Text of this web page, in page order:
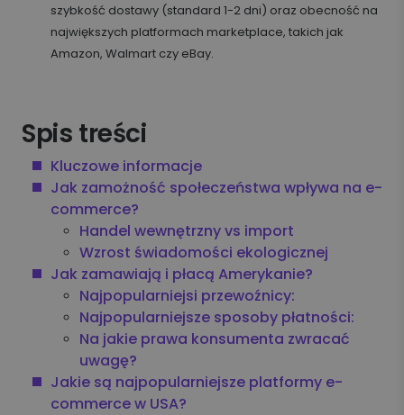
szybkość dostawy (standard 1-2 dni) oraz obecność na
największych platformach marketplace, takich jak
Amazon, Walmart czy eBay.
Spis treści
Kluczowe informacje
Jak zamożność społeczeństwa wpływa na e-
commerce?
Handel wewnętrzny vs import
Wzrost świadomości ekologicznej
Jak zamawiają i płacą Amerykanie?
Najpopularniejsi przewoźnicy:
Najpopularniejsze sposoby płatności:
Na jakie prawa konsumenta zwracać
uwagę?
Jakie są najpopularniejsze platformy e-
commerce w USA?